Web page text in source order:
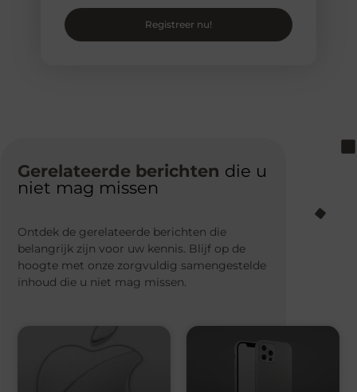
Registreer nu!
Gerelateerde berichten die u
niet mag missen
Ontdek de gerelateerde berichten die
belangrijk zijn voor uw kennis. Blijf op de
hoogte met onze zorgvuldig samengestelde
inhoud die u niet mag missen.